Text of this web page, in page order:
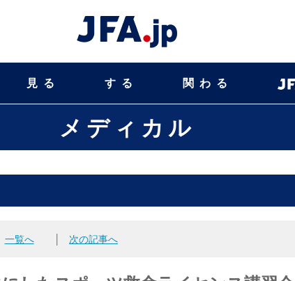
見る する 関わる
メディカル
一覧へ 次の記事へ